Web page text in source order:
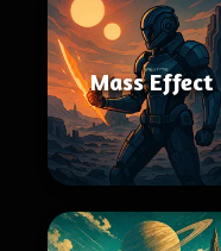
Mass Effect